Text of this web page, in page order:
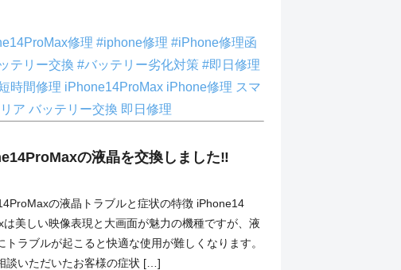
修理 #iphone修理 #iPhone修理函
テリー交換 #バッテリー劣化対策 #即日修理
時間修理 iPhone14ProMax iPhone修理 スマ
ア バッテリー交換 即日修理
の液晶を交換しました‼︎
の液晶トラブルと症状の特徴 iPhone14
は美しい映像表現と大画面が魅力の機種ですが、液
トラブルが起こると快適な使用が難しくなります。
談いただいたお客様の症状 […]